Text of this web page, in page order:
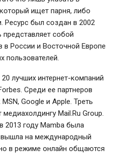
ищет парня, либо
Ресурс был создан в 2002
представляет собой
в России и Восточной Европе
пользователей.
лучших интернет-компаний
Среди ее партнеров
Google и Apple. Треть
Mail.Ru Group.
2013 году Mamba была
на международный
в режиме онлайн общаются